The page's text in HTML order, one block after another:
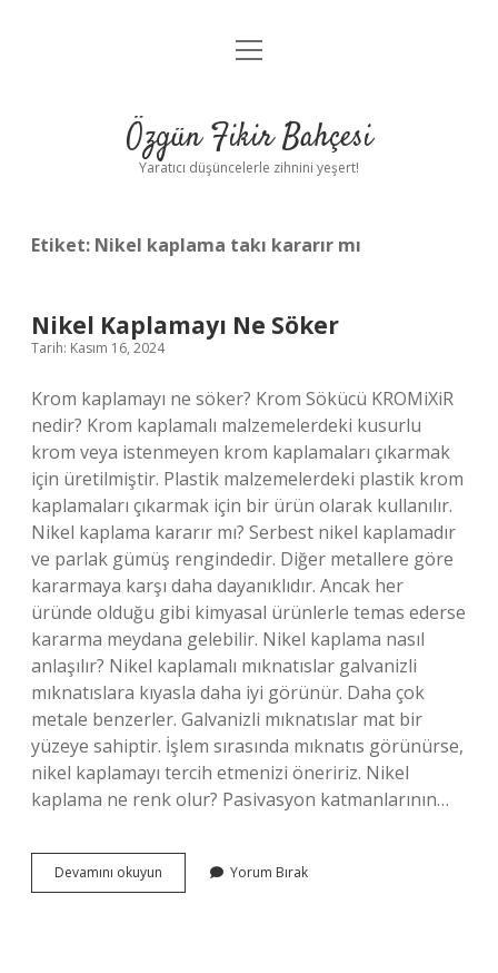
Anasayfa
Yasal Uyarı
menüyü
Özgün Fikir Bahçesi
Yaratıcı düşüncelerle zihnini yeşert!
Etiket: Nikel kaplama takı kararır mı
Nikel Kaplamayı Ne Söker
Tarih: Kasım 16, 2024
Krom kaplamayı ne söker? Krom Sökücü KROMiXiR
nedir? Krom kaplamalı malzemelerdeki kusurlu
krom veya istenmeyen krom kaplamaları çıkarmak
için üretilmiştir. Plastik malzemelerdeki plastik krom
kaplamaları çıkarmak için bir ürün olarak kullanılır.
Nikel kaplama kararır mı? Serbest nikel kaplamadır
ve parlak gümüş rengindedir. Diğer metallere göre
kararmaya karşı daha dayanıklıdır. Ancak her
üründe olduğu gibi kimyasal ürünlerle temas ederse
kararma meydana gelebilir. Nikel kaplama nasıl
anlaşılır? Nikel kaplamalı mıknatıslar galvanizli
mıknatıslara kıyasla daha iyi görünür. Daha çok
metale benzerler. Galvanizli mıknatıslar mat bir
yüzeye sahiptir. İşlem sırasında mıknatıs görünürse,
nikel kaplamayı tercih etmenizi öneririz. Nikel
kaplama ne renk olur? Pasivasyon katmanlarının…
Devamını okuyun
Kaplamayı
Yorum Bırak